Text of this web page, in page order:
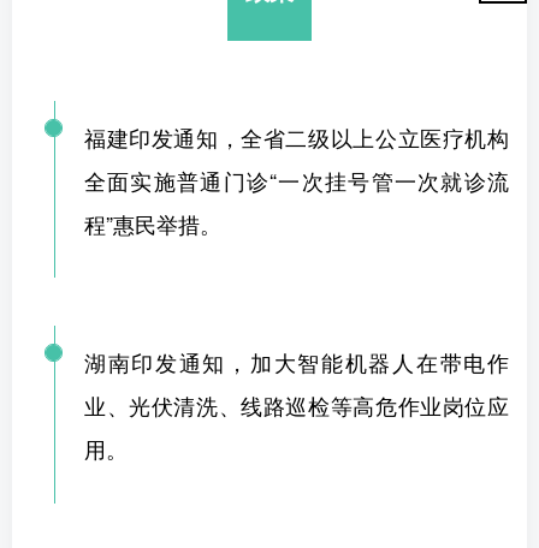
福建印发通知，全省二级以上公立医疗机构
全面实施普通门诊“一次挂号管一次就诊流
程”惠民举措。
湖南印发通知，加大智能机器人在带电作
业、光伏清洗、线路巡检等高危作业岗位应
用。